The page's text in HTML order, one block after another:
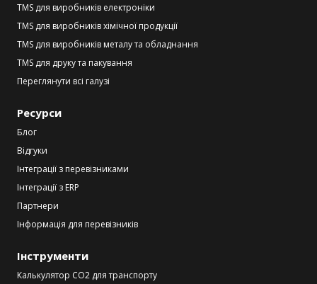
TMS для виробників електроніки
TMS для виробників хімічної продукції
TMS для виробників металу та обладнання
TMS для друку та пакування
Переглянути всі галузі
Ресурси
Блог
Відгуки
Інтеграції з перевізниками
Інтеграції з ERP
Партнери
Інформація для перевізників
Інструменти
Калькулятор CO2 для транспорту